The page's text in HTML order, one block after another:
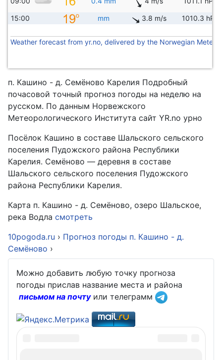
15:00 mm 3.8 m/s 1010.3 hPa
Weather forecast from yr.no, delivered by the Norwegian
п. Кашино - д. Семёново Карелия Подробный
почасовой точный прогноз погоды на неделю на
русском. По данным Норвежского
Метеорологического Института сайт YR.no урно
Посёлок Кашино в составе Шальского сельского
поселения Пудожского района Республики
Карелия. Семёново — деревня в составе
Шальского сельского поселения Пудожского
района Республики Карелия.
Карта п. Кашино - д. Семёново, озеро Шальское,
река Водла смотреть
10pogoda.ru › Прогноз погоды п. Кашино - д.
Семёново ›
Можно добавить любую точку прогноза
погоды прислав название места и района
письмом на почтуили телеграмм